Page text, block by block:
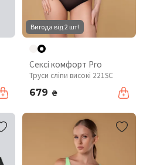
Вигода від 2 шт!
Сексі комфорт Pro
Труси сліпи високі 221SC
679 ₴